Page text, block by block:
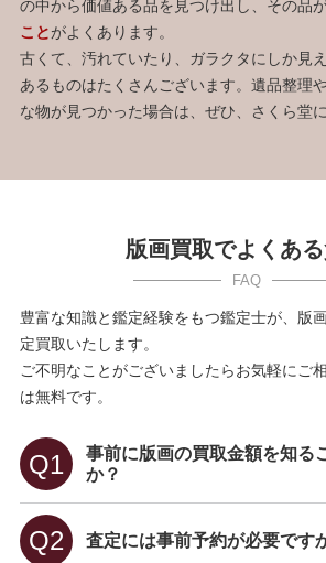
の中から価値ある品を見つけ出し、その品
ことがよくあります。
古くて、汚れていたり、ガラクタにしか見
あるものはたくさんございます。遺品整理
な物が見つかった場合は、ぜひ、さくら堂
版画買取でよくあ
豊富な知識と鑑定経験をもつ鑑定士が、版
定買取いたします。
ご不明なことがございましたらお気軽にご
は無料です。
事前に版画の買取金額を知る
か？
査定には事前予約が必要です